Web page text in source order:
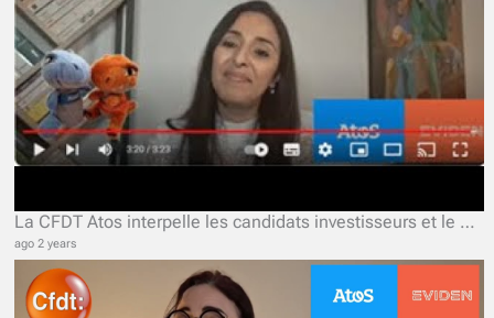
La CFDT Atos interpelle les candidats investisseurs et le Gouvernement.
ago 2 years